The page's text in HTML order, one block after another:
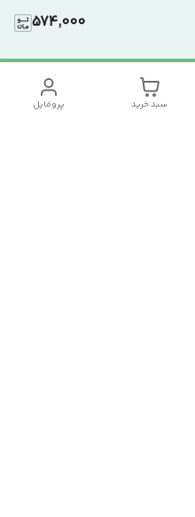
574,000
پروفایل سبد خرید